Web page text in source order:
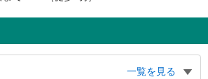
一覧を見る